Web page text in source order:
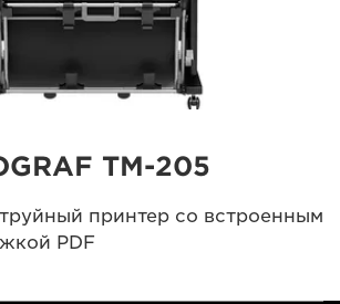
TM-205
принтер со встроенным
PDF